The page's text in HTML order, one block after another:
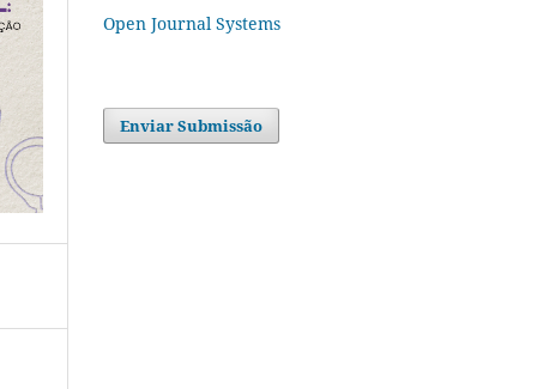
Open Journal Systems
Enviar Submissão